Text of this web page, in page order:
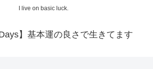
I live on basic luck.
】基本運の良さで生きてます